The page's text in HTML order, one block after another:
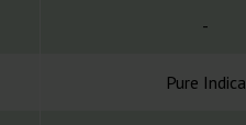
-
Pure Indica